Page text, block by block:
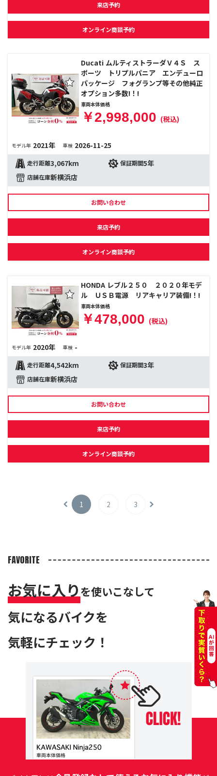
来店予約
オンライン商談予約
Ducati ムルティストラーダＶ４Ｓ ス
ポーツ トリプルパニア エンデューロ
パッケージ フォグランプ等その他純正
オプション多数!！!
車両本体価格
￥2,998,000 (税込)
モデル年 2021年 車検 2026-11-25
走行距離3,067km 保証期間5年
店舗在庫新横浜店
お問い合わせ
来店予約
オンライン商談予約
HONDA レブル２５０ ２０２０年モデ
ル ＵＳＢ電源 リアキャリア装備!！!
車両本体価格
￥478,000 (税込)
モデル年 2020年 車検 -
走行距離4,542km 保証期間3年
店舗在庫新横浜店
お問い合わせ
来店予約
オンライン商談予約
1 2 3
FAVORITE
お気に入りを使いこなして
気になるバイクを
気軽にチェック！